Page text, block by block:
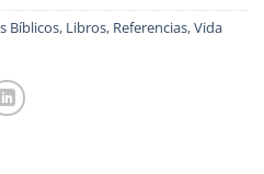
Bíblicos, Libros, Referencias,Vida